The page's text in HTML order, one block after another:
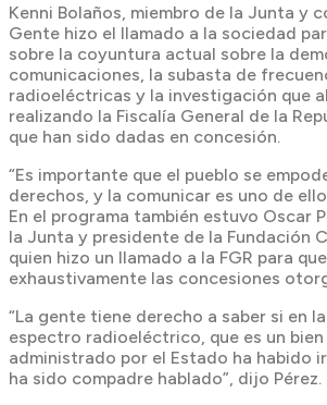
Kenni Bolaños, miembro de la Junta y
Gente hizo el llamado a la sociedad
sobre la coyuntura actual sobre la
comunicaciones, la subasta de
radioeléctricas y la investigación que
realizando la Fiscalía General de la
que han sido dadas en concesión.
“Es importante que el pueblo se
derechos, y la comunicar es uno de
En el programa también estuvo Oscar
la Junta y presidente de la Fundación
quien hizo un llamado a la FGR para
exhaustivamente las concesiones
“La gente tiene derecho a saber si en
espectro radioeléctrico, que es un
administrado por el Estado ha habido
ha sido compadre hablado”, dijo Pérez.